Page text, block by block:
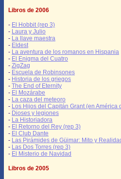
Libros de 2006
- El Hobbit (rep 3)
- Laura y Julio
- La llave maestra
- Eldest
- La aventura de los romanos en Hispania
- El Enigma del Cuatro
- ZigZag
- Escuela de Robinsones
- Historia de los griegos
- The End of Eternity
- El Mozárabe
- La caza del meteoro
- Los Hijos del Capitán Grant (en América
- Dioses y legiones
- La Historiadora
- El Retorno del Rey (rep 3)
- El Club Dante
- Las Pirámides de Güimar: Mito y
- Las Dos Torres (rep 3)
- El Misterio de Navidad
Libros de 2005